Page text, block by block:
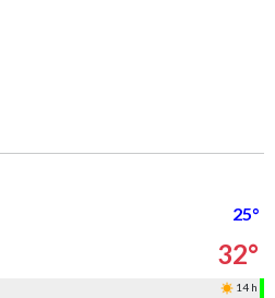
25°
32°
14 h